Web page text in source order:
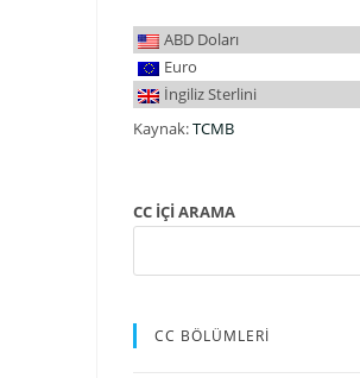
ABD Doları
Euro
İngiliz Sterlini
Kaynak:TCMB
CC İÇİ ARAMA
CC BÖLÜMLERİ